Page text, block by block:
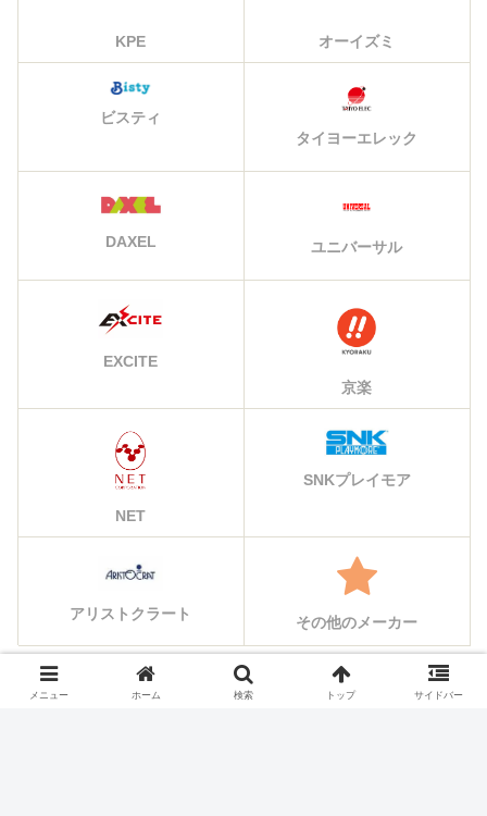
KPE オーイズミ
ビスティ
タイヨーエレック
DAXEL ユニバーサル
EXCITE
京楽
NET
SNKプレイモア
アリストクラート その他のメーカー
メニュー ホーム 検索 トップ サイドバー